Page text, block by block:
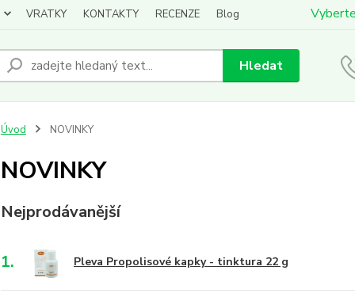
VRATKY KONTAKTY RECENZE Blog
Hledat
Úvod NOVINKY
NOVINKY
Nejprodávanější
1. Pleva Propolisové kapky - tinktura 22 g